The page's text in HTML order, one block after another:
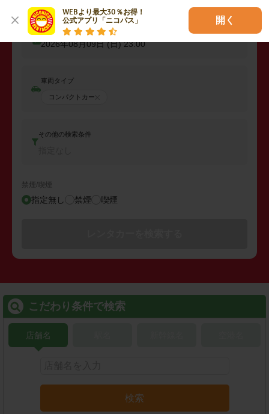
WEBより最大30％お得！
公式アプリ「ニコパス」
開く
2026年08月08日 (土) 23:00
返却日時
2026年08月09日 (日) 23:00
車両タイプ
コンパクトカー
その他の検索条件
禁煙/喫煙
指定無し 禁煙 喫煙
こだわり条件で検索
店舗名
検索